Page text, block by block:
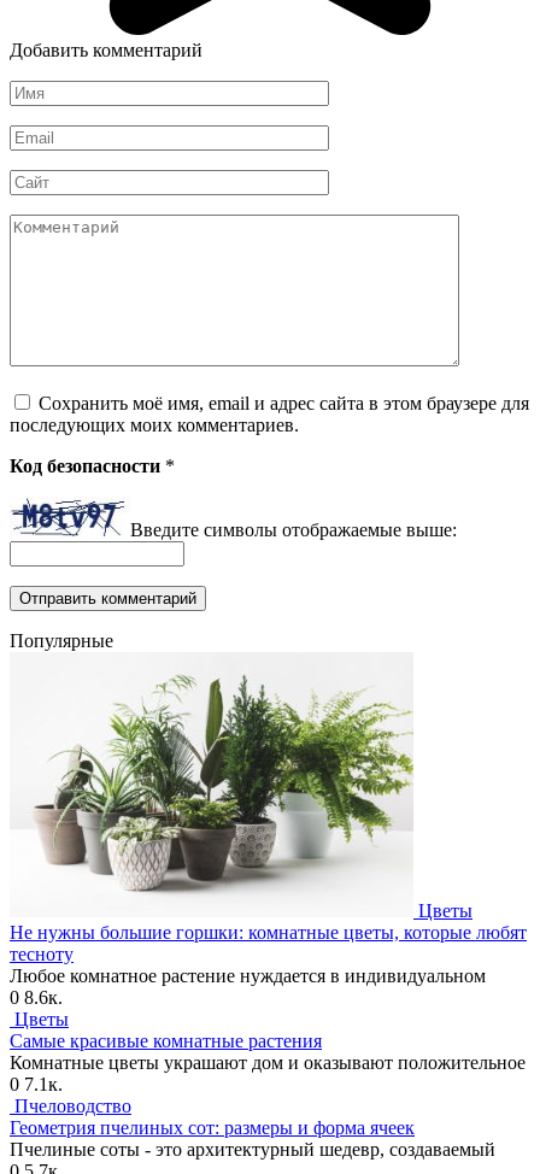
Добавить комментарий
Имя
*
Email
*
Сайт
Комментарий
Сохранить моё имя, email и адрес сайта в этом браузере для
последующих моих комментариев.
Код безопасности *
Введите символы отображаемые выше:
Популярные
Цветы
Не нужны большие горшки: комнатные цветы, которые любят
тесноту
Любое комнатное растение нуждается в индивидуальном
0 8.6к.
Цветы
Самые красивые комнатные растения
Комнатные цветы украшают дом и оказывают положительное
0 7.1к.
Пчеловодство
Геометрия пчелиных сот: размеры и форма ячеек
Пчелиные соты - это архитектурный шедевр, создаваемый